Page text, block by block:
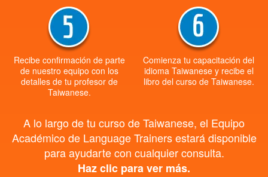
Recibe confirmación de parte
de nuestro equipo con los
detalles de tu profesor de
Taiwanese.
Comienza tu capacitación del
idioma Taiwanese y recibe el
libro del curso de Taiwanese.
A lo largo de tu curso de Taiwanese, el Equipo
Académico de Language Trainers estará disponible
para ayudarte con cualquier consulta.
Haz clic para ver más.